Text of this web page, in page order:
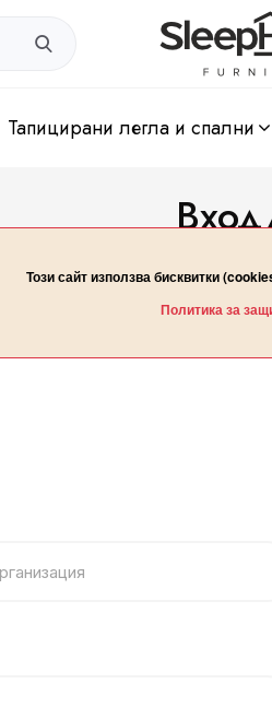
тапицирани легла и спални
Този сайт използва бисквитки
Политика за